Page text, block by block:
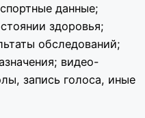
данные;
здоровья;
обследований;
видео-
запись голоса, иные